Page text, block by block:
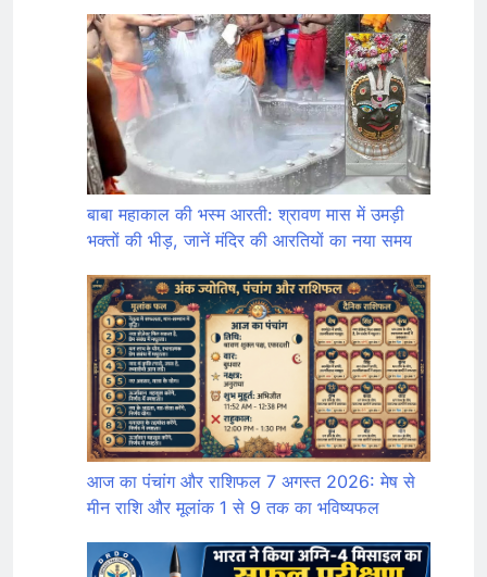
बाबा महाकाल की भस्म आरती: श्रावण मास में उमड़ी
भक्तों की भीड़, जानें मंदिर की आरतियों का नया समय
आज का पंचांग और राशिफल 7 अगस्त 2026: मेष से
मीन राशि और मूलांक 1 से 9 तक का भविष्यफल